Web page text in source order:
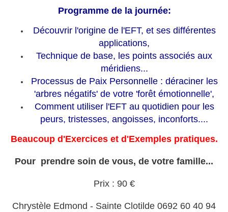
Programme de la journée:
Découvrir l'origine de l'EFT, et ses différentes
applications,
Technique de base, les points associés aux
méridiens...
Processus de Paix Personnelle : déraciner les
'arbres négatifs' de votre 'forêt émotionnelle',
Comment utiliser l'EFT au quotidien pour les
peurs, tristesses, angoisses, inconforts....
Beaucoup d'Exercices et d'Exemples pratiques.
Pour prendre soin de vous, de votre famille...
Prix : 90 €
Chrystèle Edmond - Sainte Clotilde 0692 60 40 94